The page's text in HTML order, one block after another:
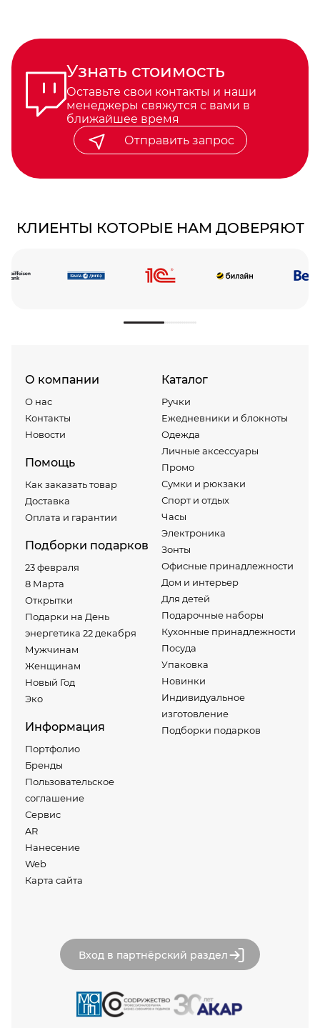
Узнать стоимость
Оставьте свои контакты и наши
менеджеры свяжутся с вами в
ближайшее время
Отправить запрос
КЛИЕНТЫ КОТОРЫЕ НАМ ДОВЕРЯЮТ
О компании
О нас
Контакты
Новости
Помощь
Как заказать товар
Доставка
Оплата и гарантии
Подборки подарков
23 февраля
8 Марта
Открытки
Подарки на День
энергетика 22 декабря
Мужчинам
Женщинам
Новый Год
Эко
Информация
Портфолио
Бренды
Пользовательское
соглашение
Сервис
AR
Нанесение
Web
Карта сайта
Каталог
Ручки
Ежедневники и блокноты
Одежда
Личные аксессуары
Промо
Сумки и рюкзаки
Спорт и отдых
Часы
Электроника
Зонты
Офисные принадлежности
Дом и интерьер
Для детей
Подарочные наборы
Кухонные принадлежности
Посуда
Упаковка
Новинки
Индивидуальное
изготовление
Подборки подарков
Вход в партнёрский раздел